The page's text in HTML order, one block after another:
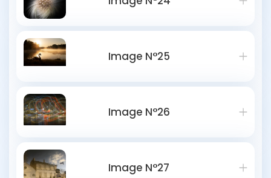
Image N°25
Image N°26
Image N°27